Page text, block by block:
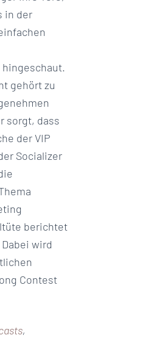
in der
gehört zu
sorgt, dass
der VIP
Socializer
berichtet
wird
Contest
,